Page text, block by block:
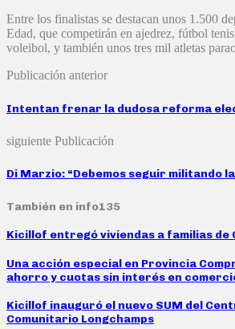
Entre los finalistas se destacan unos 1.500
Edad, que competirán en ajedrez, fútbol
voleibol, y también unos tres mil atletas
Publicación anterior
Intentan frenar la dudosa reforma
siguiente Publicación
Di Marzio: “Debemos seguir militando
También en info135
Kicillof entregó viviendas a familias de
Una acción especial en Provincia
ahorro y cuotas sin interés en
Kicillof inauguró el nuevo SUM del
Comunitario Longchamps